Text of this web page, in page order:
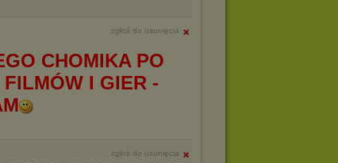
zgłoś do usunięcia
CHOMIKA PO
I GIER -
zgłoś do usunięcia